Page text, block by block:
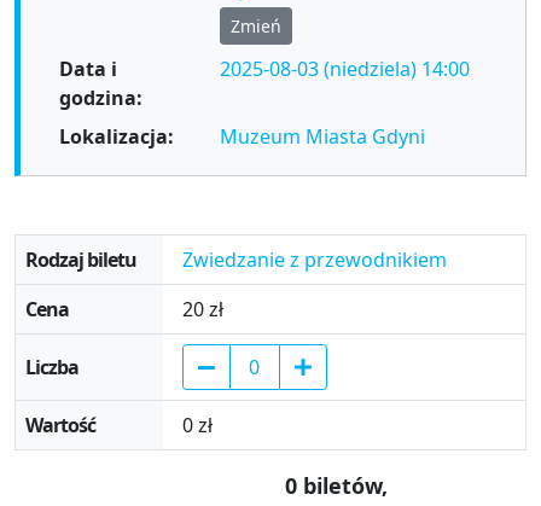
Zmień
Data i
godzina:
2025-08-03 (niedziela) 14:00
Lokalizacja: Muzeum Miasta Gdyni
Wybór biletów
Zwiedzanie z przewodnikiem
20 zł
0 zł
0 biletów,